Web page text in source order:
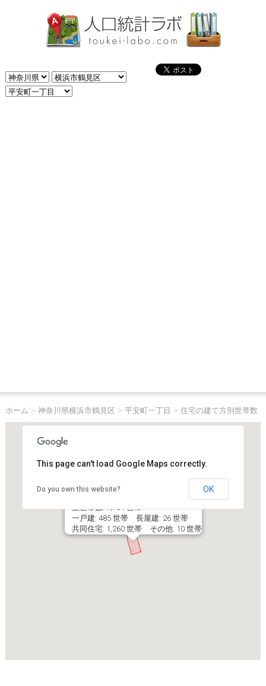
ホーム > 神奈川県横浜市鶴見区 > 平安町一丁目 > 住宅の建て方別世帯数
神奈川県横浜市鶴見区平安町一丁目
主世帯数: 1,781 世帯
一戸建: 485 世帯 長屋建: 26 世帯
共同住宅: 1,260 世帯 その他: 10 世帯
This page can't load Google Maps correctly.
Do you own this website? OK